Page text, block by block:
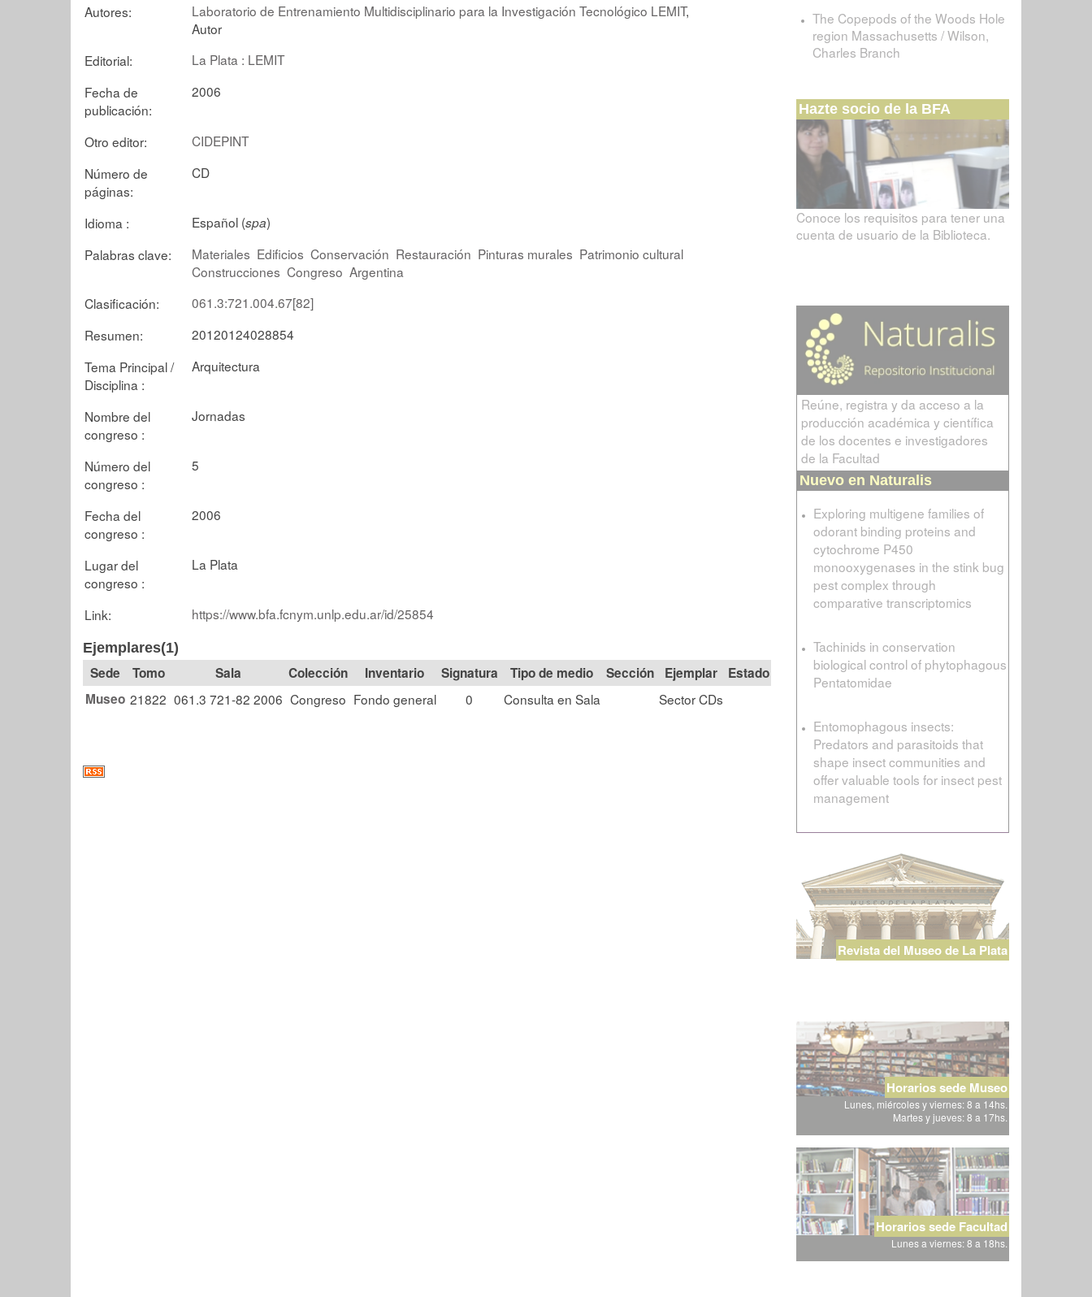
Autores: Laboratorio de Entrenamiento Multidisciplinario para la Investigación Tecnológico LEMIT,
Autor
Editorial:
La Plata : LEMIT
Fecha de
publicación:
2006
Otro editor:
CIDEPINT
Número de
páginas:
CD
Idioma : Español (spa)
Palabras clave:
Materiales Edificios Conservación Restauración Pinturas murales Patrimonio cultural
Construcciones Congreso Argentina
Clasificación:
061.3:721.004.67[82]
Resumen:
20120124028854
Tema Principal /
Disciplina :
Arquitectura
Nombre del
congreso :
Jornadas
Número del
congreso :
5
Fecha del
congreso :
2006
Lugar del
congreso :
La Plata
Link: https://www.bfa.fcnym.unlp.edu.ar/id/25854
Ejemplares(1)
Tomo Sala Colección Signatura Tipo de medio Sección
Estado
Museo 21822 061.3 721-82 2006 Congreso Fondo general 0 Consulta en Sala Sector CDs
The Copepods of the Woods Hole
region Massachusetts / Wilson,
Charles Branch
Hazte socio de la BFA
Conoce los requisitos para tener una
cuenta de usuario de la Biblioteca.
Reúne, registra y da acceso a la
producción académica y científica
de los docentes e investigadores
de la Facultad
Nuevo en Naturalis
Exploring multigene families of
odorant binding proteins and
cytochrome P450
monooxygenases in the stink bug
pest complex through
comparative transcriptomics
Tachinids in conservation
biological control of phytophagous
Pentatomidae
Entomophagous insects:
Predators and parasitoids that
shape insect communities and
offer valuable tools for insect pest
management
Revista del Museo de La Plata
Horarios sede Museo
Lunes, miércoles y viernes: 8 a 14hs.
Martes y jueves: 8 a 17hs.
Horarios sede Facultad
Lunes a viernes: 8 a 18hs.